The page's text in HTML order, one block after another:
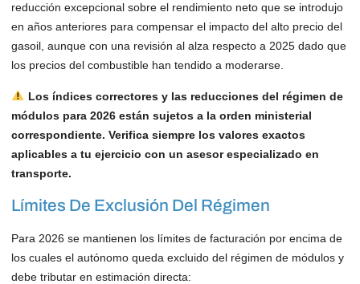
reducción excepcional sobre el rendimiento neto que se introdujo
en años anteriores para compensar el impacto del alto precio del
gasoil, aunque con una revisión al alza respecto a 2025 dado que
los precios del combustible han tendido a moderarse.
Los índices correctores y las reducciones del régimen de
módulos para 2026 están sujetos a la orden ministerial
correspondiente. Verifica siempre los valores exactos
aplicables a tu ejercicio con un asesor especializado en
transporte.
Límites De Exclusión Del Régimen
Para 2026 se mantienen los límites de facturación por encima de
los cuales el autónomo queda excluido del régimen de módulos y
debe tributar en estimación directa: